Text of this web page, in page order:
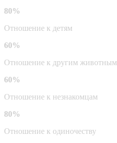
80%
Отношение к детям
60%
Отношение к другим животным
60%
Отношение к незнакомцам
80%
Отношение к одиночеству